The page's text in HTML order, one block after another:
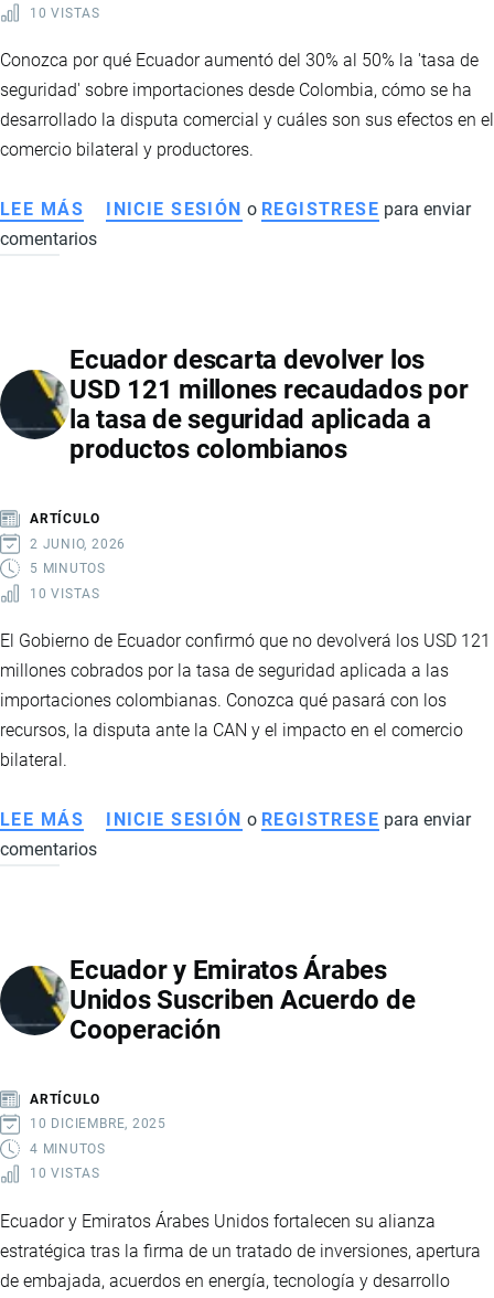
10 VISTAS
Conozca por qué Ecuador aumentó del 30% al 50% la 'tasa de
seguridad' sobre importaciones desde Colombia, cómo se ha
desarrollado la disputa comercial y cuáles son sus efectos en el
comercio bilateral y productores.
LEE MÁS SOBRE
ECUADOR
SEGURIDAD
A
IMPORTACIONES
DESDE
50%:
CONTEXTO,
IMPACTO
INICIE SESIÓN o REGISTRESE para enviar
comentarios
Ecuador descarta devolver los
USD 121 millones recaudados por
la tasa de seguridad aplicada a
productos colombianos
ARTÍCULO
2 JUNIO, 2026
5 MINUTOS
10 VISTAS
El Gobierno de Ecuador confirmó que no devolverá los USD 121
millones cobrados por la tasa de seguridad aplicada a las
importaciones colombianas. Conozca qué pasará con los
recursos, la disputa ante la CAN y el impacto en el comercio
bilateral.
LEE MÁS SOBRE
ECUADOR
USD
121
MILLONES
LA
TASA
DE
SEGURIDAD
INICIE SESIÓN o REGISTRESE para enviar
comentarios
Ecuador y Emiratos Árabes
Unidos Suscriben Acuerdo de
Cooperación
ARTÍCULO
10 DICIEMBRE, 2025
4 MINUTOS
10 VISTAS
Ecuador y Emiratos Árabes Unidos fortalecen su alianza
estratégica tras la firma de un tratado de inversiones, apertura
de embajada, acuerdos en energía, tecnología y desarrollo